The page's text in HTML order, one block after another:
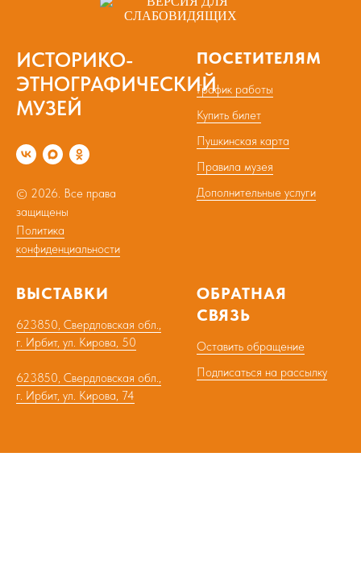
ИСТОРИКО-
ЭТНОГРАФИЧЕСКИЙ
МУЗЕЙ
© 2026. Все права
защищены
Политика
конфиденциальности
ПОСЕТИТЕЛЯМ
График работы
Купить билет
Пушкинская карта
Правила музея
Дополнительные услуги
ВЫСТАВКИ
623850, Свердловская обл.,
г. Ирбит, ул. Кирова, 50
623850, Свердловская обл.,
г. Ирбит, ул. Кирова, 74
ОБРАТНАЯ
СВЯЗЬ
Оставить обращение
Подписаться на рассылку